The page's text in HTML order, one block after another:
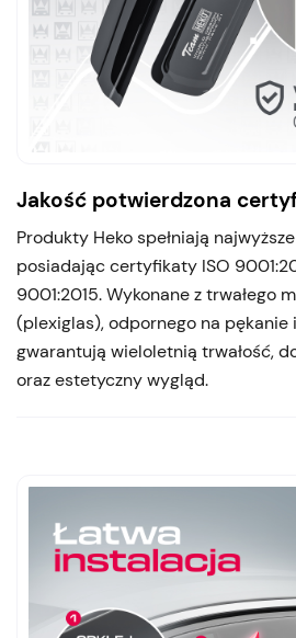
Jakość potwierdzona
Produkty Heko spełniają
posiadając certyfikaty ISO
9001:2015. Wykonane z trwałego
(plexiglas), odpornego na pękanie
gwarantują wieloletnią trwałość,
oraz estetyczny wygląd.